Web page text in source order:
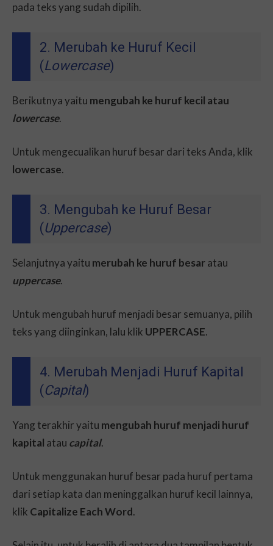
pada teks yang sudah dipilih.
2. Merubah ke Huruf Kecil
(Lowercase)
Berikutnya yaitu mengubah ke huruf kecil atau
lowercase.
Untuk mengecualikan huruf besar dari teks Anda, klik
lowercase.
3. Mengubah ke Huruf Besar
(Uppercase)
Selanjutnya yaitu merubah ke huruf besaratau
uppercase.
Untuk mengubah huruf menjadi besar semuanya, pilih
teks yang diinginkan, lalu klik UPPERCASE.
4. Merubah Menjadi Huruf Kapital
(Capital)
Yang terakhir yaitu mengubah huruf menjadi huruf
kapital atau capital.
Untuk menggunakan huruf besar pada huruf pertama
dari setiap kata dan meninggalkan huruf kecil lainnya,
klik Capitalize Each Word.